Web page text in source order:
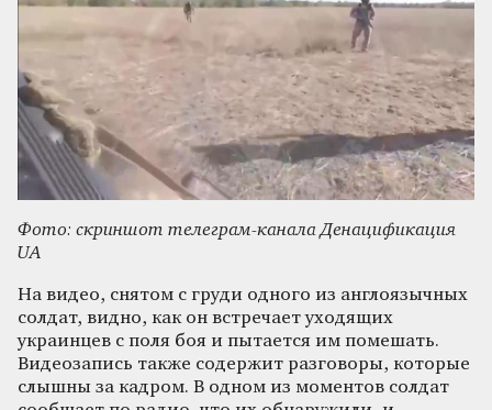
Фото: скриншот телеграм-канала Денацификация
UA
На видео, снятом с груди одного из англоязычных
солдат, видно, как он встречает уходящих
украинцев с поля боя и пытается им помешать.
Видеозапись также содержит разговоры, которые
слышны за кадром. В одном из моментов солдат